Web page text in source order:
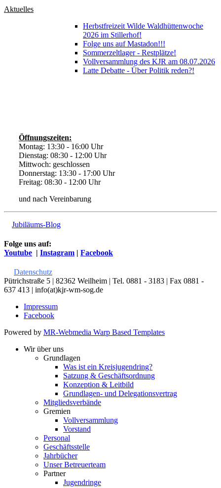
Aktuelles
Herbstfreizeit Wilde Waldhüttenwoche
2026 im Stillerhof!
Folge uns auf Mastadon!!!
Sommerzeltlager - Restplätze!
Vollversammlung des KJR am 08.07.2026
Latte Debatte - Über Politik reden?!
Öffnungszeiten:
Montag: 13:30 - 16:00 Uhr
Dienstag: 08:30 - 12:00 Uhr
Mittwoch: geschlossen
Donnerstag: 13:30 - 17:00 Uhr
Freitag: 08:30 - 12:00 Uhr
und nach Vereinbarung
Jubiläums-Blog
Folge uns auf:
Youtube | Instagram | Facebook
Datenschutz
Pütrichstraße 5 | 82362 Weilheim | Tel. 0881 - 3183 | Fax 0881 -
637 413 | info(at)kjr-wm-sog.de
Impressum
Facebook
Powered by MR-Webmedia Warp Based Templates
Wir über uns
Grundlagen
Was ist ein Kreisjugendring?
Satzung & Geschäftsordnung
Konzeption & Leitbild
Grundlagen- und Delegationsvertrag
Mitgliedsverbände
Gremien
Vollversammlung
Vorstand
Personal
Geschäftsstelle
Jahrbücher
Unser Betreuerteam
Partner
Jugendringe